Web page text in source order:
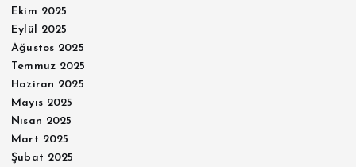
Ekim 2025
Eylül 2025
Ağustos 2025
Temmuz 2025
Haziran 2025
Mayıs 2025
Nisan 2025
Mart 2025
Şubat 2025